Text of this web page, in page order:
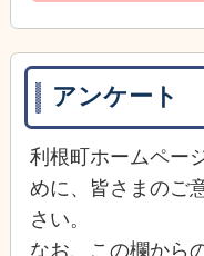
アンケート
利根町ホームペー
めに、皆さまのご
さい。
なお、この欄から